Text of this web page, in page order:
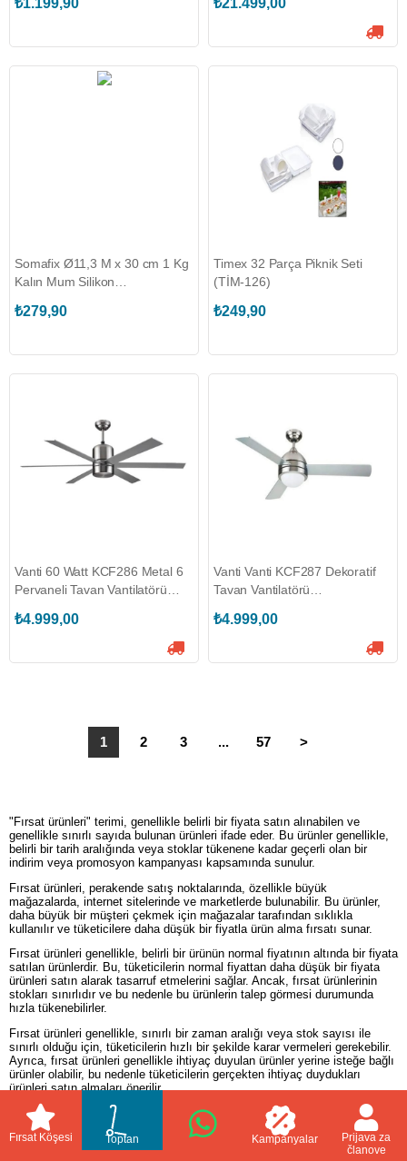
₺1.199,90 ₺21.499,00
Somafix Ø11,3 M x 30 cm 1 Kg
Kalın Mum Silikon
₺279,90
Timex 32 Parça Piknik Seti
(TİM-126)
₺249,90
Vanti 60 Watt KCF286 Metal 6
Pervaneli Tavan Vantilatörü
₺4.999,00
Vanti Vanti KCF287 Dekoratif
Tavan Vantilatörü
₺4.999,00
1 2 3 ... 57 >
"Fırsat ürünleri" terimi, genellikle belirli bir fiyata satın alınabilen ve
genellikle sınırlı sayıda bulunan ürünleri ifade eder. Bu ürünler genellikle,
belirli bir tarih aralığında veya stoklar tükenene kadar geçerli olan bir
indirim veya promosyon kampanyası kapsamında sunulur.
Fırsat ürünleri, perakende satış noktalarında, özellikle büyük
mağazalarda, internet sitelerinde ve marketlerde bulunabilir. Bu ürünler,
daha büyük bir müşteri çekmek için mağazalar tarafından sıklıkla
kullanılır ve tüketicilere daha düşük bir fiyatla ürün alma fırsatı sunar.
Fırsat ürünleri genellikle, belirli bir ürünün normal fiyatının altında bir fiyata
satılan ürünlerdir. Bu, tüketicilerin normal fiyattan daha düşük bir fiyata
ürünleri satın alarak tasarruf etmelerini sağlar. Ancak, fırsat ürünlerinin
stokları sınırlıdır ve bu nedenle bu ürünlerin talep görmesi durumunda
hızla tükenebilirler.
Fırsat ürünleri genellikle, sınırlı bir zaman aralığı veya stok sayısı ile
sınırlı olduğu için, tüketicilerin hızlı bir şekilde karar vermeleri gerekebilir.
Ayrıca, fırsat ürünleri genellikle ihtiyaç duyulan ürünler yerine isteğe bağlı
ürünler olabilir, bu nedenle tüketicilerin gerçekten ihtiyaç duydukları
ürünleri satın almaları önerilir.
Fırsat ürünleri satın alırken dikkat edilmesi gereken bir diğer önemli faktör
de ürünün kalitesidir. Daha ucuz bir fiyata satın alınan ürünlerin kalitesi
normal fiyatlı ürünlere göre daha düşük olabilir. Bu nedenle, tüketicilerin
satın almayı düşündükleri ürünleri araştırarak kalitesi hakkında bilgi
Fırsat Köşesi Toptan Kampanyalar
Prijava za
članove